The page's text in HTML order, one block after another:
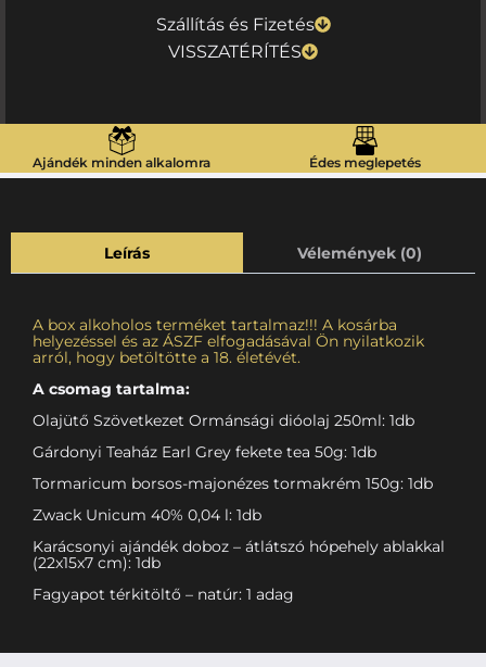
Szállítás és Fizetés
VISSZATÉRÍTÉS
Ajándék minden alkalomra Édes meglepetés
Leírás Vélemények (0)
A box alkoholos terméket tartalmaz!!! A kosárba
helyezéssel és az ÁSZF elfogadásával Ön nyilatkozik
arról, hogy betöltötte a 18. életévét.
A csomag tartalma:
Olajütő Szövetkezet Ormánsági dióolaj 250ml: 1db
Gárdonyi Teaház Earl Grey fekete tea 50g: 1db
Tormaricum borsos-majonézes tormakrém 150g: 1db
Zwack Unicum 40% 0,04 l: 1db
Karácsonyi ajándék doboz – átlátszó hópehely ablakkal
(22x15x7 cm): 1db
Fagyapot térkitöltő – natúr: 1 adag